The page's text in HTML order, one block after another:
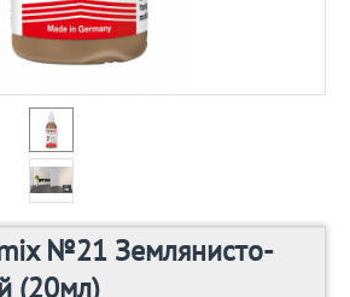
№21 Землянисто-
(20мл)